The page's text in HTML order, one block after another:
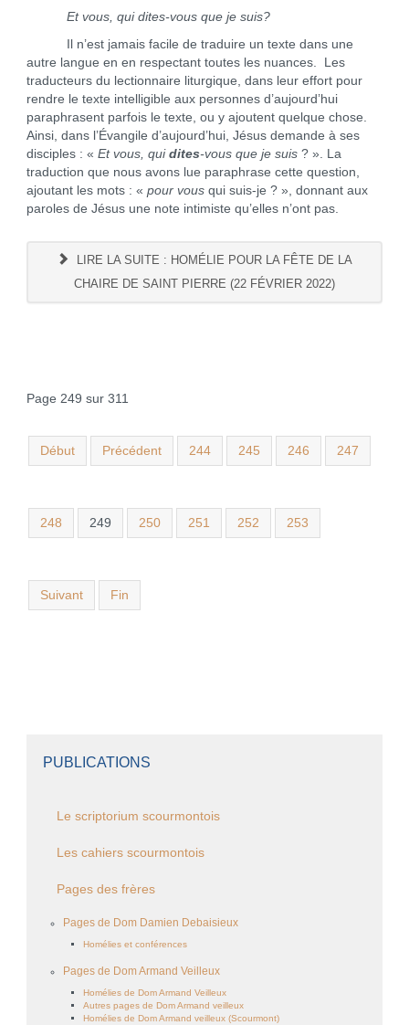
Et vous, qui dites-vous que je suis?
Il n’est jamais facile de traduire un texte dans une
autre langue en en respectant toutes les nuances. Les
traducteurs du lectionnaire liturgique, dans leur effort pour
rendre le texte intelligible aux personnes d’aujourd’hui
paraphrasent parfois le texte, ou y ajoutent quelque chose.
Ainsi, dans l’Évangile d’aujourd’hui, Jésus demande à ses
disciples : « Et vous, qui dites-vous que je suis ? ». La
traduction que nous avons lue paraphrase cette question,
ajoutant les mots : « pour vousqui suis-je ? », donnant aux
paroles de Jésus une note intimiste qu’elles n’ont pas.
LIRE LA SUITE : HOMÉLIE POUR LA FÊTE DE LA
CHAIRE DE SAINT PIERRE (22 FÉVRIER 2022)
Page 249 sur 311
Début Précédent 244 245 246 247
248 249 250 251 252 253
Suivant Fin
PUBLICATIONS
Le scriptorium scourmontois
Les cahiers scourmontois
Pages des frères
Pages de Dom Damien Debaisieux
Homélies et conférences
Pages de Dom Armand Veilleux
Homélies de Dom Armand Veilleux
Autres pages de Dom Armand veilleux
Homélies de Dom Armand veilleux (Scourmont)